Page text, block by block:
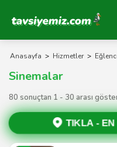
Tavsiyemiz Anasayfa
Anasayfa > Hizmetler >
Sinemalar
80 sonuçtan 1 - 30 arası
TIKLA -